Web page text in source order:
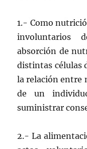
1.- Como
involuntarios
absorción de
distintas células
la relación entre
de un
suministrar
2.- La